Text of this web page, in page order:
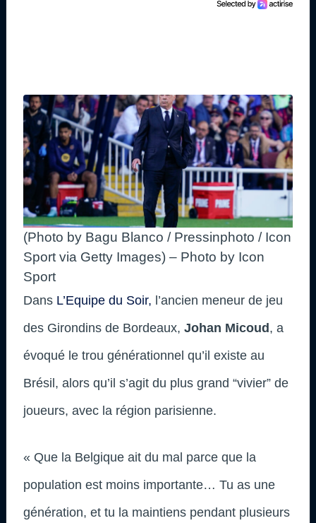
(Photo by Bagu Blanco / Pressinphoto / Icon
Sport via Getty Images) – Photo by Icon
Sport
Dans L’Equipe du Soir, l’ancien meneur de jeu
des Girondins de Bordeaux, Johan Micoud, a
évoqué le trou générationnel qu’il existe au
Brésil, alors qu’il s’agit du plus grand “vivier” de
joueurs, avec la région parisienne.
« Que la Belgique ait du mal parce que la
population est moins importante… Tu as une
génération, et tu la maintiens pendant plusieurs